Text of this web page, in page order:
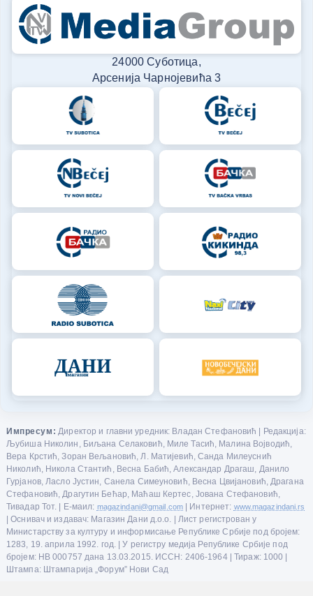
24000 Суботица,
Арсенија Чарнојевића 3
Импресум: Директор и главни уредник: Владан Стефановић | Редакција:
Љубиша Николин, Биљана Селаковић, Миле Тасић, Малина Војводић,
Вера Крстић, Зоран Вељановић, Л. Матијевић, Санда Милеуснић
Николић, Никола Стантић, Весна Бабић, Александар Драгаш, Данило
Гурјанов, Ласло Јустин, Санела Симеуновић, Весна Цвијановић, Драгана
Стефановић, Драгутин Бећар, Маћаш Кертес, Јована Стефановић,
Тивадар Тот. | Е-маил: magazindani@gmail.com | Интернет: www.magazindani.rs
| Оснивач и издавач: Магазин Дани д.о.о. | Лист регистрован у
Министарству за културу и информисање Републике Србије под бројем:
1283, 19. априла 1992. год. | У регистру медија Републике Србије под
бројем: НВ 000757 дана 13.03.2015. ИССН: 2406-1964 | Тираж: 1000 |
Штампа: Штампарија „Форум” Нови Сад